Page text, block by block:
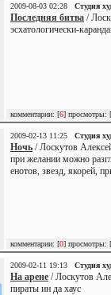
2009-08-03 02:28 Студия
Последняя битва /
эсхатологически-
комментарии: [6] просмотры: [
2009-02-13 11:25 Студия
Ночь / Лоскутов
при желании можно
енотов, звезд, якорей,
комментарии: [0] просмотры: [
2009-02-11 19:13 Студия
На арене / Лоскутов
пираты ин да хаус